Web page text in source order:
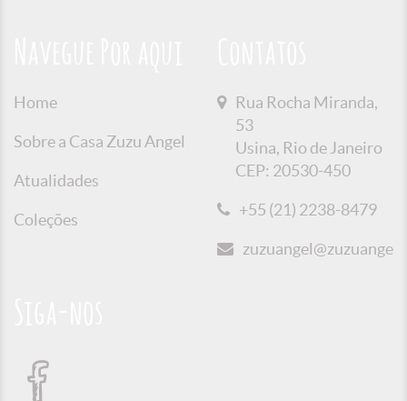
Home
Sobre a Casa Zuzu Angel
Atualidades
Coleções
Rua Rocha Miranda,
53
Usina, Rio de Janeiro
CEP: 20530-450
+55 (21) 2238-8479